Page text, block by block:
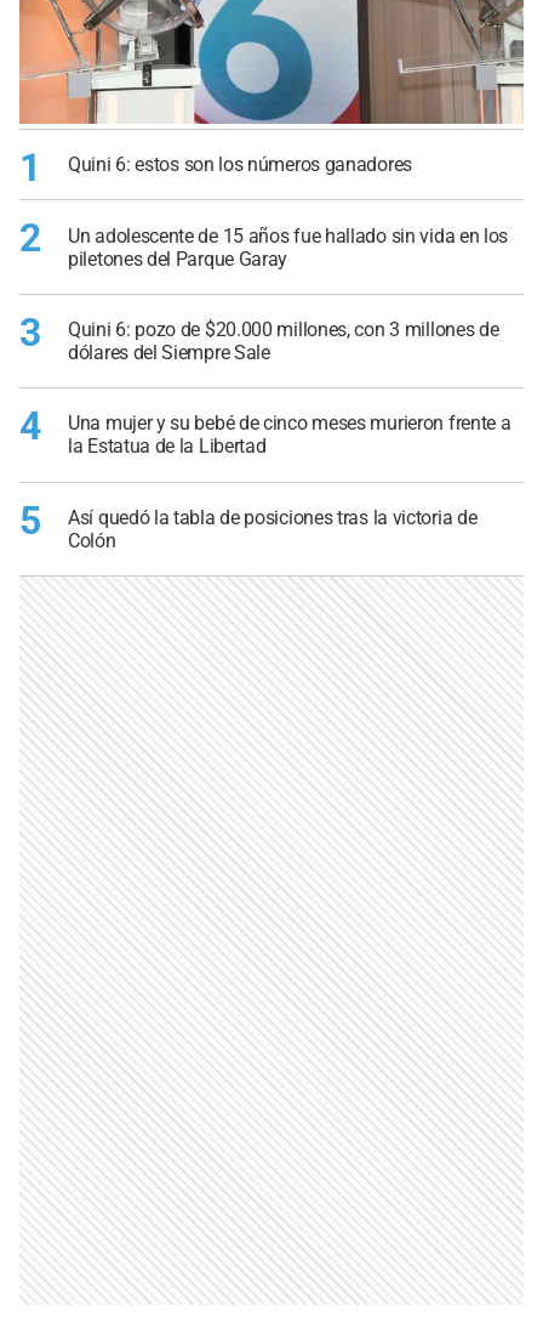
1 Quini 6: estos son los números ganadores
2
Un adolescente de 15 años fue hallado sin vida en los
piletones del Parque Garay
3
Quini 6: pozo de $20.000 millones, con 3 millones de
dólares del Siempre Sale
4
Una mujer y su bebé de cinco meses murieron frente a
la Estatua de la Libertad
5
Así quedó la tabla de posiciones tras la victoria de
Colón